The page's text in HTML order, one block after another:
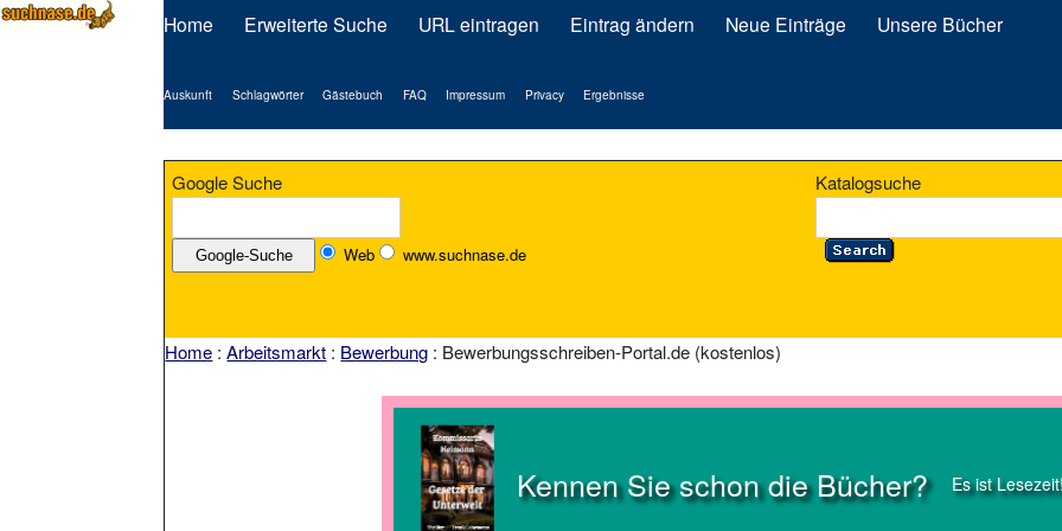
Home Erweiterte Suche URL eintragen Eintrag ändern Neue Einträge Unsere Bücher
Auskunft Schlagwörter Gästebuch FAQ Impressum Privacy Ergebnisse
Google Suche
Web www.suchnase.de
Katalogsuche
Home :Arbeitsmarkt : Bewerbung : Bewerbungsschreiben-Portal.de (kostenlos)
Kennen Sie schon die Bücher? Es ist